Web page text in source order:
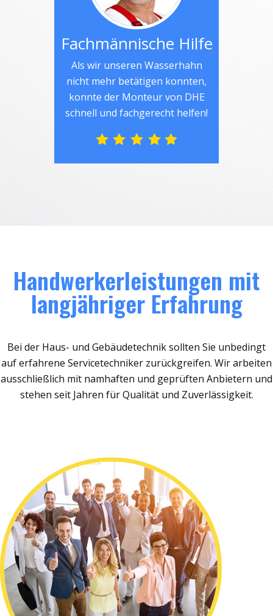
Fachmännische Hilfe
Als wir unseren Wasserhahn
nicht mehr betätigen konnten,
konnte der Monteur von DHE
schnell und fachgerecht helfen!
Handwerkerleistungen mit
langjähriger Erfahrung
Bei der Haus- und Gebäudetechnik sollten Sie unbedingt
auf erfahrene Servicetechniker zurückgreifen. Wir arbeiten
ausschließlich mit namhaften und geprüften Anbietern und
stehen seit Jahren für Qualität und Zuverlässigkeit.